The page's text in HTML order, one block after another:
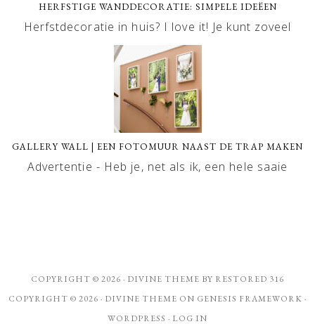
HERFSTIGE WANDDECORATIE: SIMPELE IDEËEN
Herfstdecoratie in huis? I love it! Je kunt zoveel
GALLERY WALL | EEN FOTOMUUR NAAST DE TRAP MAKEN
Advertentie - Heb je, net als ik, een hele saaie
COPYRIGHT © 2026 · DIVINE THEME BY RESTORED 316
COPYRIGHT © 2026 · DIVINE THEME ON GENESIS FRAMEWORK ·
WORDPRESS · LOG IN